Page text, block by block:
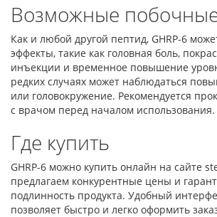
Возможные
Как и любой другой пептид, GHRP-6
эффекты, такие как головная боль,
инъекции и временное повышение
редких случаях может наблюдаться
или головокружение. Рекомендуется
с врачом перед началом использования.
Где купить
GHRP-6 можно купить онлайн на сайте
предлагаем конкурентные цены и
подлинность продукта. Удобный
позволяет быстро и легко оформить